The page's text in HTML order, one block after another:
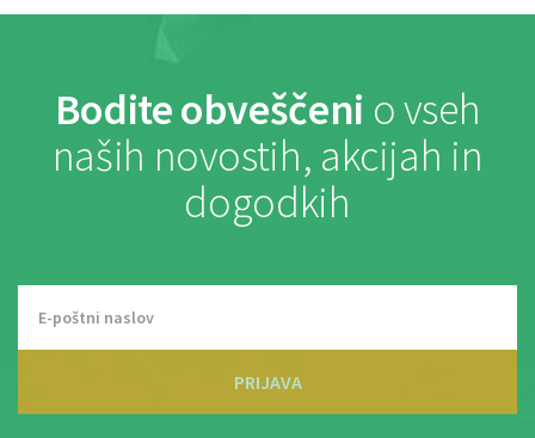
Bodite obveščeni o vseh
naših novostih, akcijah in
dogodkih
PRIJAVA